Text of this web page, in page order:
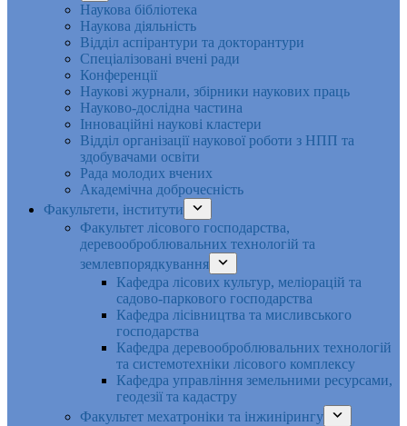
Наукова бібліотека
Наукова діяльність
Відділ аспірантури та докторантури
Спеціалізовані вчені ради
Конференції
Наукові журнали, збірники наукових праць
Науково-дослідна частина
Інноваційні наукові кластери
Відділ організації наукової роботи з НПП та
здобувачами освіти
Рада молодих вчених
Академічна доброчесність
Факультети, інститути
Факультет лісового господарства,
деревооброблювальних технологій та
землевпорядкування
Кафедра лісових культур, меліорацій та
садово-паркового господарства
Кафедра лісівництва та мисливського
господарства
Кафедра деревооброблювальних технологій
та системотехніки лісового комплексу
Кафедра управління земельними ресурсами,
геодезії та кадастру
Факультет мехатроніки та інжинірингу